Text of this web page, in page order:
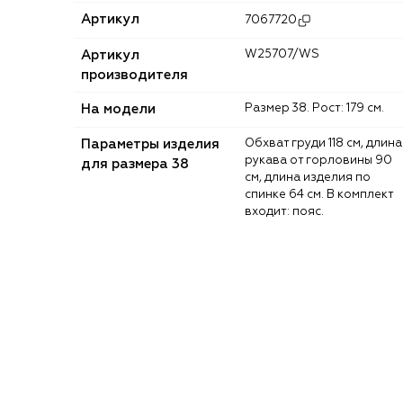
Артикул 7067720
Артикул
производителя
W25707/WS
На модели Размер 38. Рост: 179 см.
Параметры изделия
для размера 38
Обхват груди 118 см, длина
рукава от горловины 90
см, длина изделия по
спинке 64 см. В комплект
входит: пояс.